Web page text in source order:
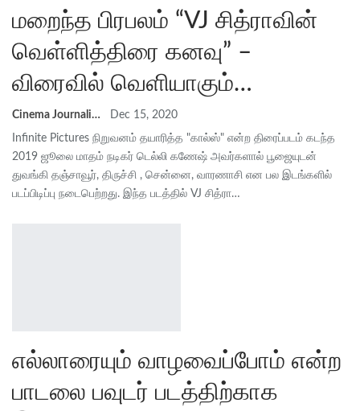
மறைந்த பிரபலம் “VJ சித்ராவின்
வெள்ளித்திரை கனவு” –
விரைவில் வெளியாகும்…
Cinema Journalist Union Dec 15, 2020
Infinite Pictures நிறுவனம் தயாரித்த "கால்ஸ்" என்ற திரைப்படம் கடந்த
2019 ஜூலை மாதம் நடிகர் டெல்லி கணேஷ் அவர்களால் பூஜையுடன்
துவங்கி தஞ்சாவூர், திருச்சி , சென்னை, வாரணாசி என பல இடங்களில்
படப்பிடிப்பு நடைபெற்றது. இந்த படத்தில் VJ சித்ரா…
எல்லாரையும் வாழவைப்போம் என்ற
பாடலை பவுடர் படத்திற்காக